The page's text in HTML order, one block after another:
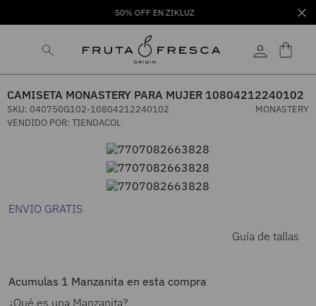
50% OFF EN ZIKLUZ
CAMISETA MONASTERY PARA MUJER 10804212240102
SKU: 040750G102-10804212240102
MONASTERY
VENDIDO POR: TIENDACOL
ENVIO GRATIS
Guía de tallas
Acumulas 1 Manzanita en esta compra
¿Qué es una Manzanita?